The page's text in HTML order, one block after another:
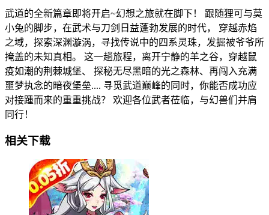
武道的全新篇章即将开启~幻想之旅就在脚下！ 跟随狸可与莫
小兔的脚步，在武术与刀剑日益蓬勃发展的时代， 穿越赤焰
之域，探索深渊漩涡，寻找传说中的四系灵珠，发掘被爷爷所
掩盖的未知真相。 这一趟旅程，离开宁静的羊之谷，穿越鼠
疫如潮的荆棘城堡、 探秘无尽黑暗的光之森林、再闯入充满
噩梦执念的暗夜堡垒.... 寻觅武道巅峰的同时，你能否成功应
对接踵而来的重重挑战？ 欢迎各位武者莅临，与幻兽们并肩
同行！
相关下载